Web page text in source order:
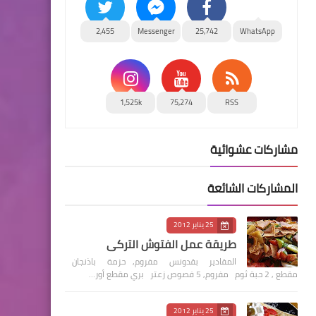
WhatsApp
25,742
Messenger
2,455
RSS
75,274
1,525k
مشاركات عشوائية
المشاركات الشائعة
25 يناير 2012
طريقة عمل الفتوش التركي
المقادير بقدونس مفروم, حزمة باذنجان
مقطع , 2 حبة ثوم مفروم, 5 فصوص زعتر بري مقطع أور…
25 يناير 2012